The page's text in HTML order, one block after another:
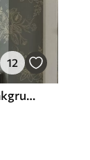
12
Konturblommor på blågrå bakgrund, elegant botaniskt mönster